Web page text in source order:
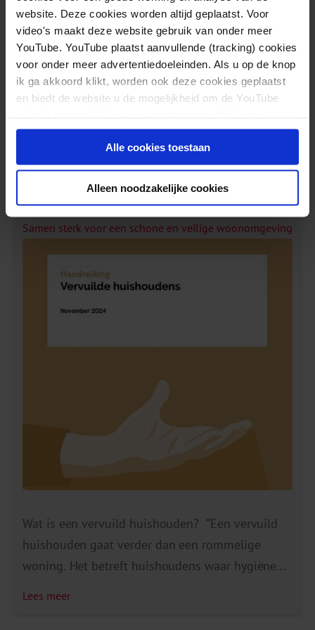
website. Deze cookies worden altijd geplaatst. Voor
video's maakt deze website gebruik van onder meer
YouTube. YouTube plaatst aanvullende (tracking) cookies
voor onder meer advertentiedoeleinden. Als u op de knop
ik ga akkoord klikt, worden ook deze cookies geplaatst
en biedt de website u de mogelijkheid om de YouTube
intrekken.
Alle cookies toestaan
Alleen noodzakelijke cookies
Meer over dit thema
Ambulantisering
Re-integratie
Gerelateerde berichten
Samen sterk voor een schone en veilige woonomgeving
Wat is een vervuild huishouden? “Een vervuild
huishouden gaat verder dan een rommelige
woning. Het betreft huishoudens waar hygiëne
Lees meer